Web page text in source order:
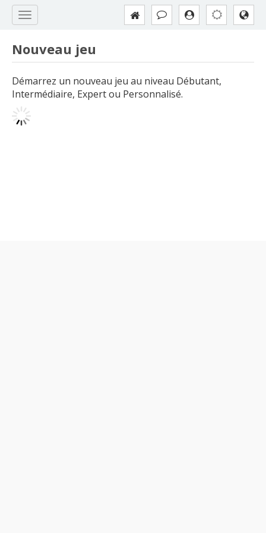
Nouveau jeu
Démarrez un nouveau jeu au niveau Débutant,
Intermédiaire, Expert ou Personnalisé.